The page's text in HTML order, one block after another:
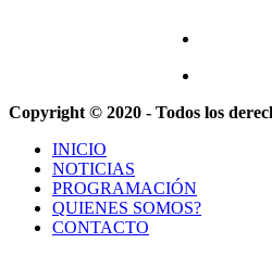
Copyright © 2020 - Todos los
INICIO
NOTICIAS
PROGRAMACIÓN
QUIENES SOMOS?
CONTACTO